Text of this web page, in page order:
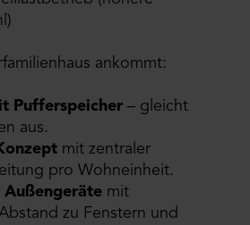
ankommt:
Pufferspeicher – gleicht
aus.
mit zentraler
pro Wohneinheit.
mit
zu Fenstern und